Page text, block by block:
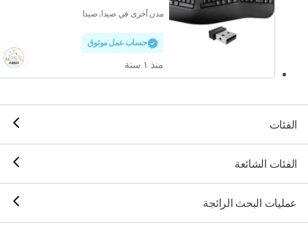
مدن أخرى في صيدا, صيدا
حساب عمل موثوق
منذ ١ سنة
الفئات
الفئات الشائعة
عمليات البحث الرائجة